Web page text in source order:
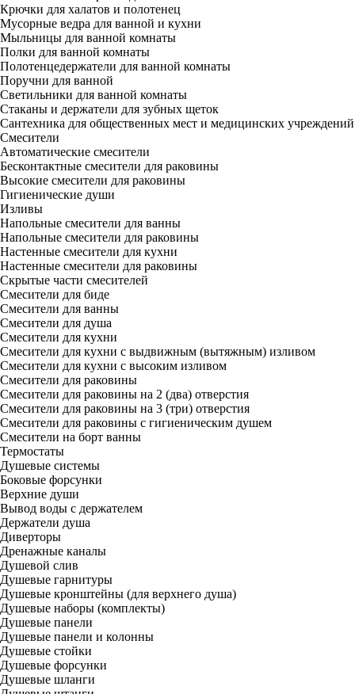
Крючки для халатов и полотенец
Мусорные ведра для ванной и кухни
Мыльницы для ванной комнаты
Полки для ванной комнаты
Полотенцедержатели для ванной комнаты
Поручни для ванной
Светильники для ванной комнаты
Стаканы и держатели для зубных щеток
Сантехника для общественных мест и медицинских учреждений
Смесители
Автоматические смесители
Бесконтактные смесители для раковины
Высокие смесители для раковины
Гигиенические души
Изливы
Напольные смесители для ванны
Напольные смесители для раковины
Настенные смесители для кухни
Настенные смесители для раковины
Скрытые части смесителей
Смесители для биде
Смесители для ванны
Смесители для душа
Смесители для кухни
Смесители для кухни с выдвижным (вытяжным) изливом
Смесители для кухни с высоким изливом
Смесители для раковины
Смесители для раковины на 2 (два) отверстия
Смесители для раковины на 3 (три) отверстия
Смесители для раковины с гигиеническим душем
Смесители на борт ванны
Термостаты
Душевые системы
Боковые форсунки
Верхние души
Вывод воды с держателем
Держатели душа
Диверторы
Дренажные каналы
Душевой слив
Душевые гарнитуры
Душевые кронштейны (для верхнего душа)
Душевые наборы (комплекты)
Душевые панели
Душевые панели и колонны
Душевые стойки
Душевые форсунки
Душевые шланги